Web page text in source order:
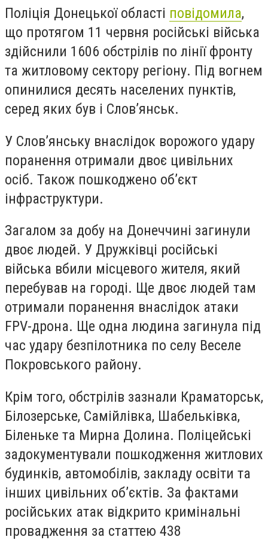
Поліція Донецької області повідомила,
що протягом 11 червня російські війська
здійснили 1606 обстрілів по лінії фронту
та житловому сектору регіону. Під вогнем
опинилися десять населених пунктів,
серед яких був і Слов’янськ.
У Слов’янську внаслідок ворожого удару
поранення отримали двоє цивільних
осіб. Також пошкоджено об’єкт
інфраструктури.
Загалом за добу на Донеччині загинули
двоє людей. У Дружківці російські
війська вбили місцевого жителя, який
перебував на городі. Ще двоє людей там
отримали поранення внаслідок атаки
FPV-дрона. Ще одна людина загинула під
час удару безпілотника по селу Веселе
Покровського району.
Крім того, обстрілів зазнали Краматорськ,
Білозерське, Самійлівка, Шабельківка,
Біленьке та Мирна Долина. Поліцейські
задокументували пошкодження житлових
будинків, автомобілів, закладу освіти та
інших цивільних об’єктів. За фактами
російських атак відкрито кримінальні
провадження за статтею 438